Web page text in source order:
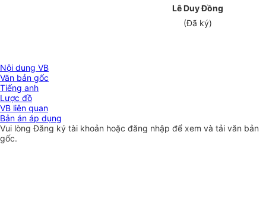
Lê Duy Đồng
(Đã ký)
Nội dung VB
Văn bản gốc
Tiếng anh
Lược đồ
VB liên quan
Bản án áp dụng
Vui lòngĐăng ký tài khoản hoặc đăng nhập để xem và tải văn bản
gốc.